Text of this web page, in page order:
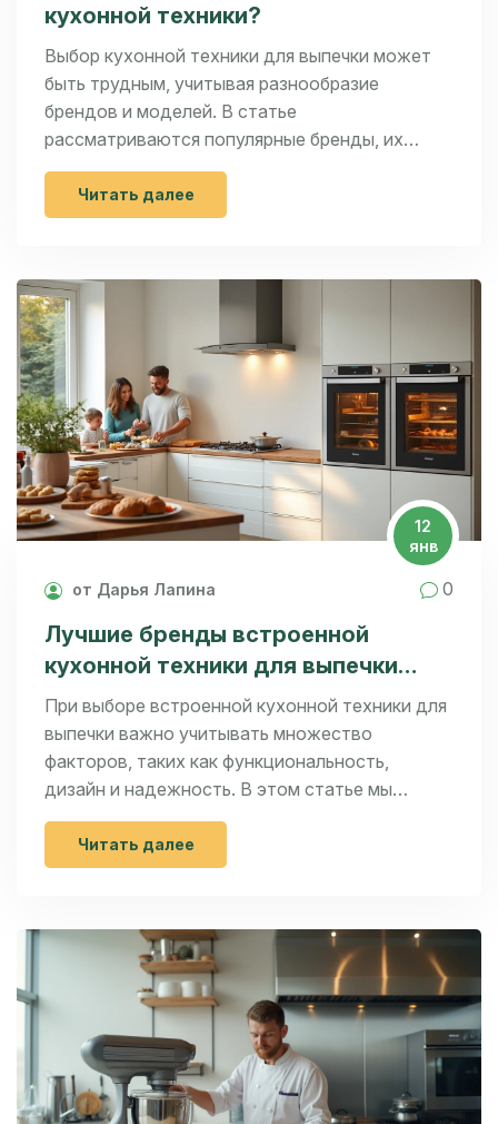
кухонной техники?
Выбор кухонной техники для выпечки может
быть трудным, учитывая разнообразие
брендов и моделей. В статье
рассматриваются популярные бренды, их
особенности и советы по выбору идеального
оборудования. Обратите внимание на
функционал, доступность запчастей и отзывы
рекомендации, чтобы сделать правильный
выбор и наслаждаться процессом готовки.
Читать далее
12
янв
от Дарья Лапина 0
Лучшие бренды встроенной
кухонной техники для выпечки
2025 года
При выборе встроенной кухонной техники для
выпечки важно учитывать множество
факторов, таких как функциональность,
дизайн и надежность. В этом статье мы
рассмотрим популярные бренды, которые
предлагают качественное оборудование для
выпечки. Поможем выбрать оптимальный
цену, но и отличные пользовательские отзывы.
Узнайте, какие фирмы предлагают лучшее
соотношение качества и функциональных
возможностей для выпечки.
Читать далее